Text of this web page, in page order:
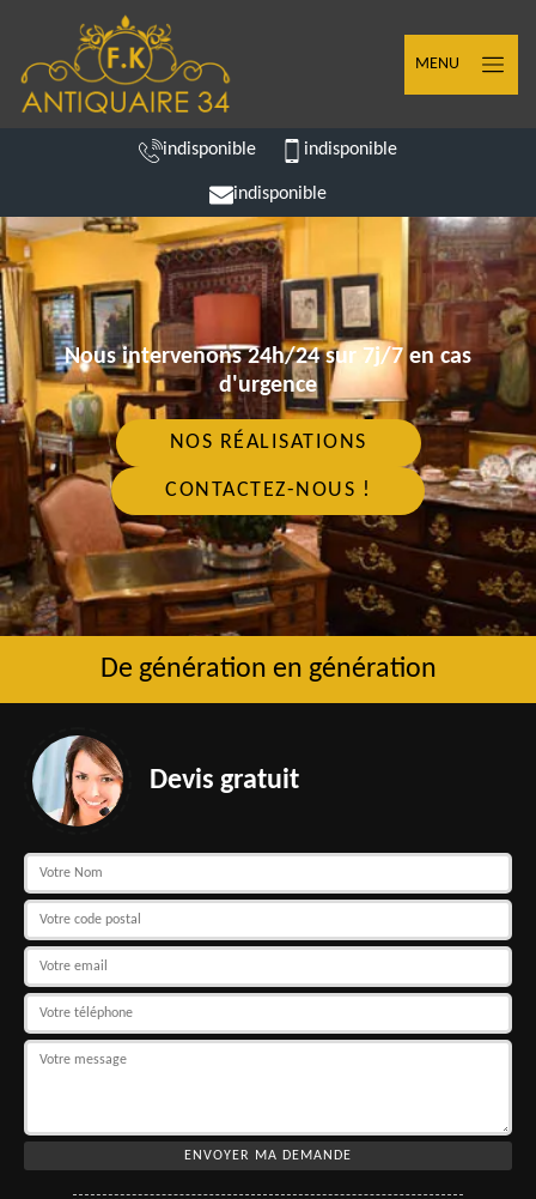
MENU
indisponible indisponible
indisponible
Nous intervenons 24h/24 sur 7j/7 en cas
d'urgence
NOS RÉALISATIONS
CONTACTEZ-NOUS !
De génération en génération
Devis gratuit